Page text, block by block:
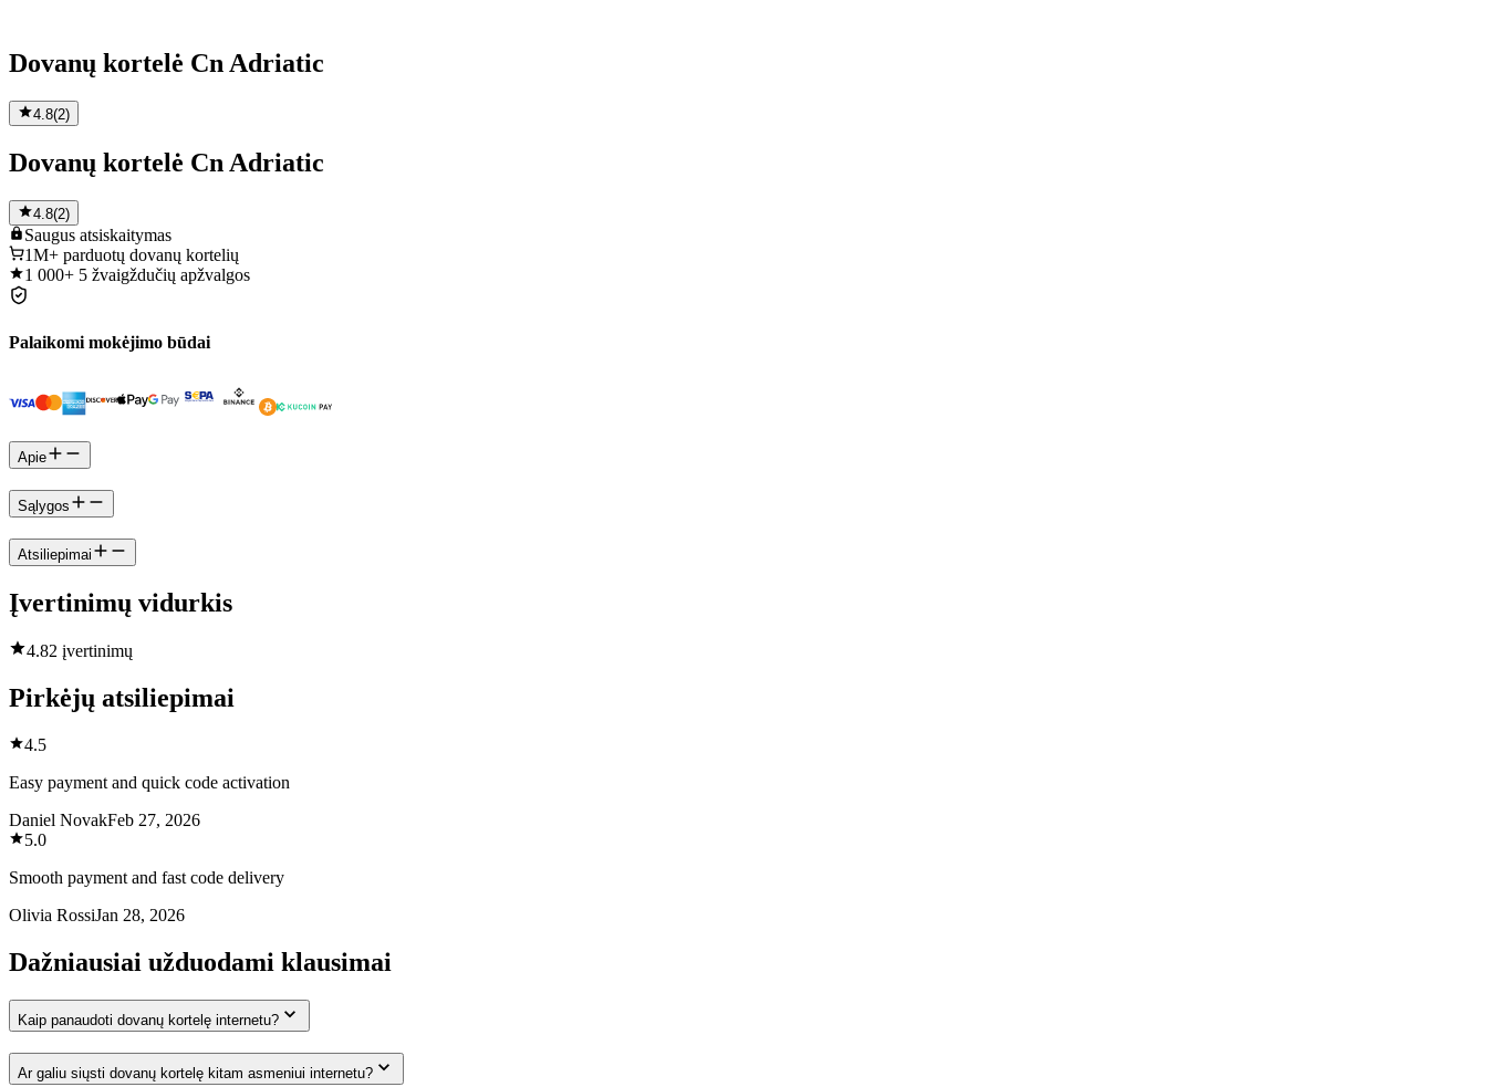
Dovanų kortelė Cn Adriatic
4.8(2)
Dovanų kortelė Cn Adriatic
4.8(2)
Saugus atsiskaitymas
1M+ parduotų dovanų kortelių
1 000+ 5 žvaigždučių apžvalgos
Palaikomi mokėjimo būdai
Apie
Sąlygos
Atsiliepimai
Įvertinimų vidurkis
4.82 įvertinimų
Pirkėjų atsiliepimai
4.5
Easy payment and quick code activation
Daniel NovakFeb 27, 2026
5.0
Smooth payment and fast code delivery
Olivia RossiJan 28, 2026
Dažniausiai užduodami klausimai
Kaip panaudoti dovanų kortelę internetu?
Ar galiu siųsti dovanų kortelę kitam asmeniui internetu?